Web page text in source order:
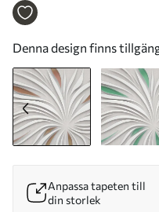
Nr. u06452v1
Denna design finns
Anpassa tapeten till
din storlek